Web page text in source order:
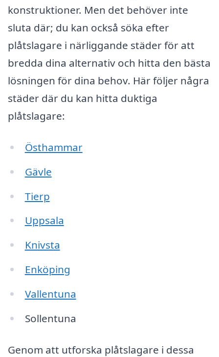
konstruktioner. Men det behöver inte
sluta där; du kan också söka efter
plåtslagare i närliggande städer för att
bredda dina alternativ och hitta den bästa
lösningen för dina behov. Här följer några
städer där du kan hitta duktiga
plåtslagare:
Östhammar
Gävle
Tierp
Uppsala
Knivsta
Enköping
Vallentuna
Sollentuna
Genom att utforska plåtslagare i dessa